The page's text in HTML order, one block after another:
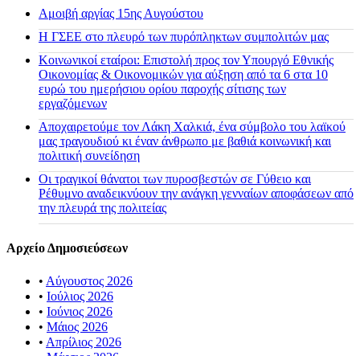
Αμοιβή αργίας 15ης Αυγούστου
H ΓΣΕΕ στο πλευρό των πυρόπληκτων συμπολιτών μας
Κοινωνικοί εταίροι: Επιστολή προς τον Υπουργό Εθνικής
Οικονομίας & Οικονομικών για αύξηση από τα 6 στα 10
ευρώ του ημερήσιου ορίου παροχής σίτισης των
εργαζόμενων
Αποχαιρετούμε τον Λάκη Χαλκιά, ένα σύμβολο του λαϊκού
μας τραγουδιού κι έναν άνθρωπο με βαθιά κοινωνική και
πολιτική συνείδηση
Οι τραγικοί θάνατοι των πυροσβεστών σε Γύθειο και
Ρέθυμνο αναδεικνύουν την ανάγκη γενναίων αποφάσεων από
την πλευρά της πολιτείας
Αρχείο Δημοσιεύσεων
• Αύγουστος 2026
• Ιούλιος 2026
• Ιούνιος 2026
• Μάιος 2026
• Απρίλιος 2026